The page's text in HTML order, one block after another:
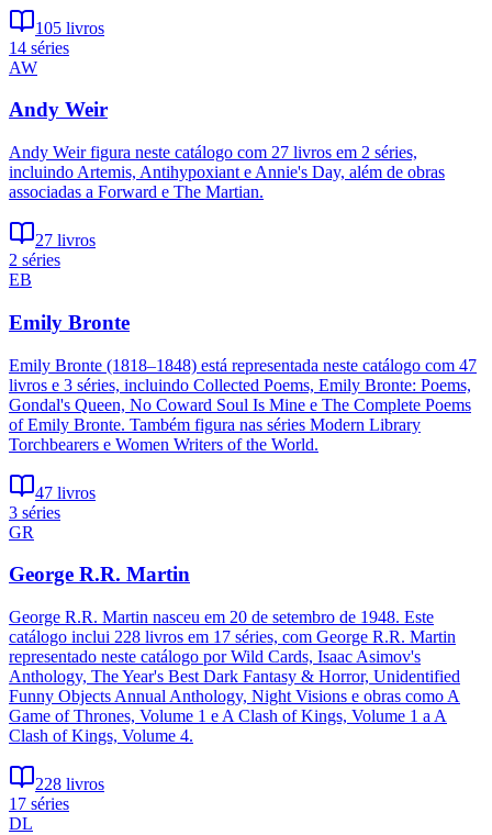
105 livros
14 séries
AW
Andy Weir
Andy Weir figura neste catálogo com 27 livros em 2 séries,
incluindo Artemis, Antihypoxiant e Annie's Day, além de obras
associadas a Forward e The Martian.
27 livros
2 séries
EB
Emily Bronte
Emily Bronte (1818–1848) está representada neste catálogo com 47
livros e 3 séries, incluindo Collected Poems, Emily Bronte: Poems,
Gondal's Queen, No Coward Soul Is Mine e The Complete Poems
of Emily Bronte. Também figura nas séries Modern Library
Torchbearers e Women Writers of the World.
47 livros
3 séries
GR
George R.R. Martin
George R.R. Martin nasceu em 20 de setembro de 1948. Este
catálogo inclui 228 livros em 17 séries, com George R.R. Martin
representado neste catálogo por Wild Cards, Isaac Asimov's
Anthology, The Year's Best Dark Fantasy & Horror, Unidentified
Funny Objects Annual Anthology, Night Visions e obras como A
Game of Thrones, Volume 1 e A Clash of Kings, Volume 1 a A
Clash of Kings, Volume 4.
228 livros
17 séries
DL